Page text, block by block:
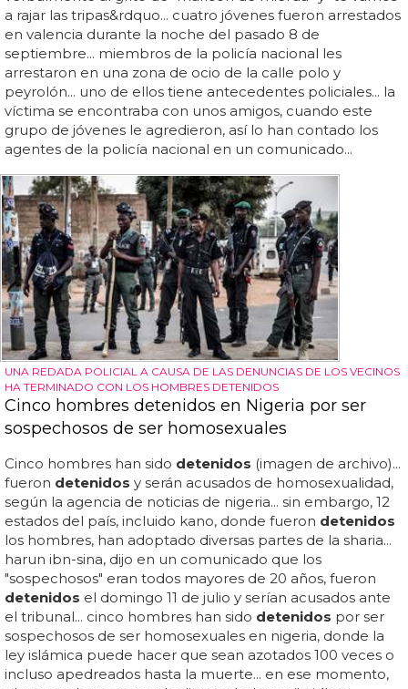
a rajar las tripas&rdquo... cuatro jóvenes fueron arrestados
en valencia durante la noche del pasado 8 de
septiembre... miembros de la policía nacional les
arrestaron en una zona de ocio de la calle polo y
peyrolón... uno de ellos tiene antecedentes policiales... la
víctima se encontraba con unos amigos, cuando este
grupo de jóvenes le agredieron, así lo han contado los
agentes de la policía nacional en un comunicado...
UNA REDADA POLICIAL A CAUSA DE LAS DENUNCIAS DE LOS VECINOS
HA TERMINADO CON LOS HOMBRES DETENIDOS
Cinco hombres detenidos en Nigeria por ser
sospechosos de ser homosexuales
Cinco hombres han sido detenidos (imagen de archivo)...
fueron detenidos y serán acusados de homosexualidad,
según la agencia de noticias de nigeria... sin embargo, 12
estados del país, incluido kano, donde fueron detenidos
los hombres, han adoptado diversas partes de la sharia...
harun ibn-sina, dijo en un comunicado que los
"sospechosos" eran todos mayores de 20 años, fueron
detenidos el domingo 11 de julio y serían acusados ante
el tribunal... cinco hombres han sido detenidos por ser
sospechosos de ser homosexuales en nigeria, donde la
ley islámica puede hacer que sean azotados 100 veces o
incluso apedreados hasta la muerte... en ese momento,